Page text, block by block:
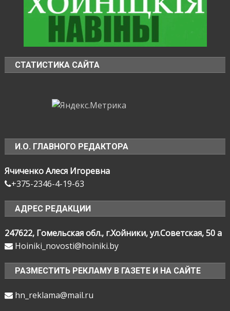
СТАТИСТИКА САЙТА
И.О. ГЛАВНОГО РЕДАКТОРА
Ячиченко Алеся Игоревна
+375-2346-4-19-63
АДРЕС РЕДАКЦИИ
247622, Гомельская обл., г.Хойники, ул.Советская, 50 а
Hoiniki_novosti@hoiniki.by
РАЗМЕСТИТЬ РЕКЛАМУ В ГАЗЕТЕ И НА САЙТЕ
hn_reklama@mail.ru